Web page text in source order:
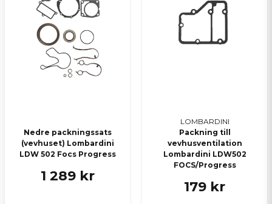
Nedre packningssats
(vevhuset) Lombardini
LDW 502 Focs Progress
1 289 kr
LOMBARDINI
Packning till
vevhusventilation
Lombardini LDW502
FOCS/Progress
179 kr